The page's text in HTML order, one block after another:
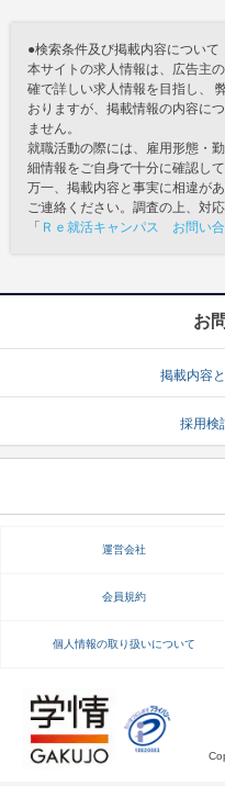
●検索条件及び掲載内容について
本サイトの求人情報は、広告主
確で詳しい求人情報を目指し、
おりますが、掲載情報の内容に
ません。
就職活動の際には、雇用形態・
細情報をご自身で十分に確認し
万一、掲載内容と事実に相違が
ご連絡ください。調査の上、対応
「 Ｒｅ就活キャンパス お問い
お
掲載内容
採用検
運営会社
会員規約
個人情報の取り扱いについて